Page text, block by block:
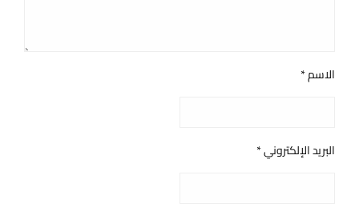
الاسم*
البريد الإلكتروني*